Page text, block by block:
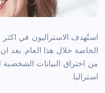
الخاصة خلال هذا العام. بعد
من اختراق البيانات
استراليا.